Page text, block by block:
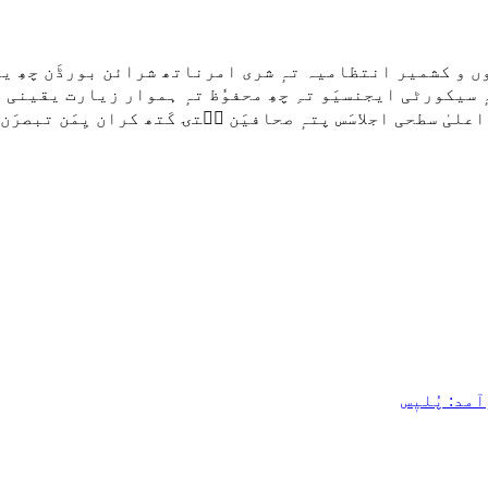
و کشمیر انتظامیہ تہٕ شری امرناتھ شرائن بورڈَن چھِ
سیکورٹی ایجنسیَو تہِ چھِ محفوٗظ تہٕ ہموار زیارت
سطحی اجلاسَس پتہٕ صحافیَن سۭتۍ کَتھ کران یِمَن تبصرَن
پُلیٖس